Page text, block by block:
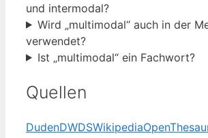
und intermodal?
Wird „multimodal“ auch in der
verwendet?
Ist „multimodal“ ein Fachwort?
Quellen
DudenDWDSWikipedia